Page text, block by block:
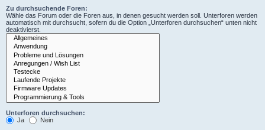
Zu durchsuchende Foren:
Wähle das Forum oder die Foren aus, in denen gesucht werden soll. Unterforen werden
automatisch mit durchsucht, sofern du die Option „Unterforen durchsuchen“ unten nicht
deaktivierst.
Unterforen durchsuchen:
Ja
Nein